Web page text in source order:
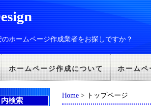
のホームページ作成業者をお探しですか？
ホームページ作成について ホームペ
Home > トップページ
検索